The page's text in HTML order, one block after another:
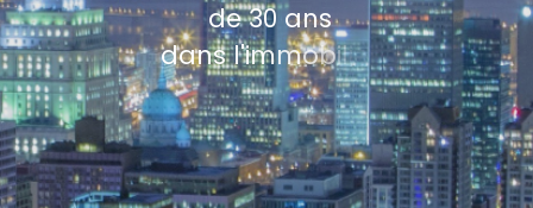
de 30 ans
dans l'immobilier